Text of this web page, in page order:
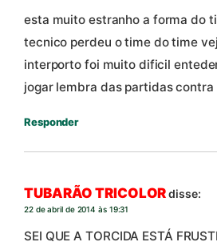
esta muito estranho a forma do
tecnico perdeu o time do time
interporto foi muito dificil
jogar lembra das partidas contra
Responder
TUBARÃO TRICOLORdisse:
22 de abril de 2014 às 19:31
SEI QUE A TORCIDA ESTÁ